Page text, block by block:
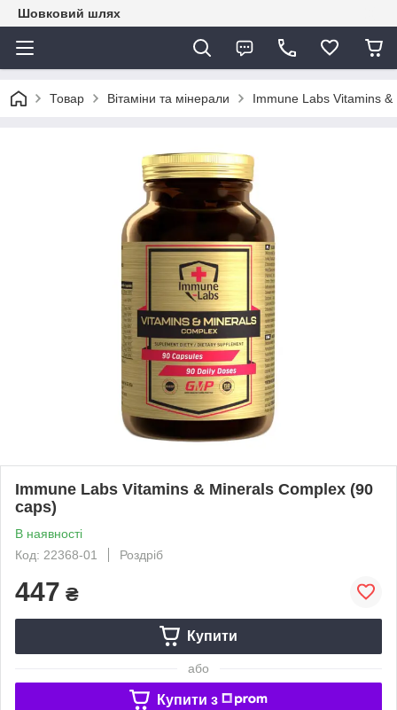
Шовковий шлях
Товар Вітаміни та мінерали Immune Labs Vitamins
Immune Labs Vitamins & Minerals Complex (90
caps)
В наявності
Код: 22368-01
Роздріб
447 ₴
Купити
або
Купити з